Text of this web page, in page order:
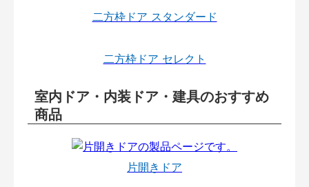
二方枠ドア スタンダード
二方枠ドア セレクト
室内ドア・内装ドア・建具のおすすめ
商品
片開きドア